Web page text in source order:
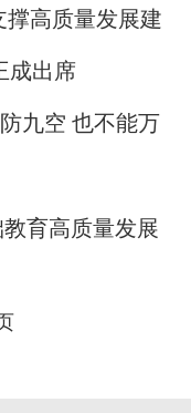
撑高质量发展建
成出席
九空 也不能万
育高质量发展